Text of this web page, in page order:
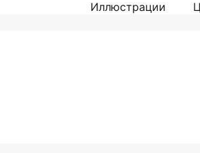
Иллюстрации